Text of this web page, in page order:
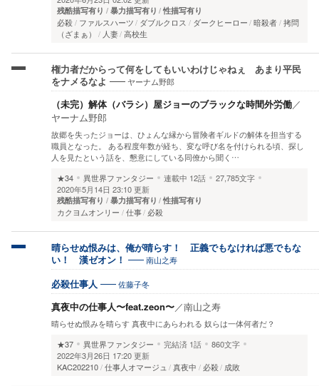
残酷描写有り 暴力描写有り 性描写有り
必殺 ファルスハーツ ダブルクロス ダークヒーロー 暗殺者 拷問
（ざまぁ）
人妻 高校生
権力者だからって何をしてもいいわけじゃねぇ あまり平民
をナメるなよ
ヤーナム野郎
（未完）解体（バラシ）屋ジョーのブラックな時間外労働／
ヤーナム野郎
故郷を失ったジョーは、ひょんな縁から冒険者ギルドの解体を担当する
職員となった。 ある程度年数が経ち、変な呼び名を付けられる頃、探し
人を見たという話を、懇意にしている同僚から聞く…
★34
異世界ファンタジー 連載中 12話
27,785文字
2020年5月14日 23:10 更新
残酷描写有り 暴力描写有り 性描写有り
カクヨムオンリー 仕事 必殺
晴らせぬ恨みは、俺が晴らす！ 正義でもなければ悪でもな
い！ 漢ゼオン！
南山之寿
必殺仕事人 佐藤子冬
真夜中の仕事人〜feat.zeon〜／南山之寿
晴らせぬ恨みを晴らす 真夜中にあらわれる 奴らは一体何者だ？
★37
異世界ファンタジー 完結済 1話
860文字
2022年3月26日 17:20 更新
KAC202210 仕事人オマージュ 真夜中 必殺 成敗